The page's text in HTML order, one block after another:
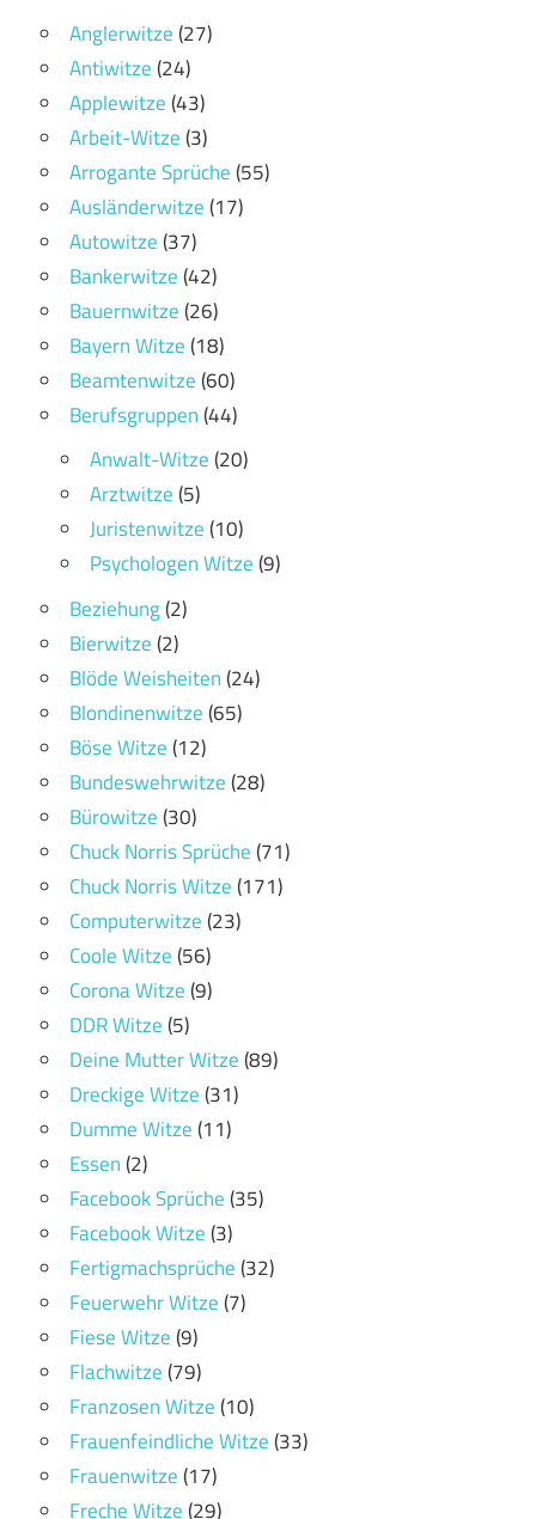
Anglerwitze(27)
Antiwitze(24)
Applewitze(43)
Arbeit-Witze(3)
Arrogante Sprüche(55)
Ausländerwitze(17)
Autowitze(37)
Bankerwitze(42)
Bauernwitze(26)
Bayern Witze(18)
Beamtenwitze(60)
Berufsgruppen(44)
Anwalt-Witze(20)
Arztwitze(5)
Juristenwitze(10)
Psychologen Witze(9)
Beziehung(2)
Bierwitze(2)
Blöde Weisheiten(24)
Blondinenwitze(65)
Böse Witze(12)
Bundeswehrwitze(28)
Bürowitze(30)
Chuck Norris Sprüche(71)
Chuck Norris Witze(171)
Computerwitze(23)
Coole Witze(56)
Corona Witze(9)
DDR Witze(5)
Deine Mutter Witze(89)
Dreckige Witze(31)
Dumme Witze(11)
Essen(2)
Facebook Sprüche(35)
Facebook Witze(3)
Fertigmachsprüche(32)
Feuerwehr Witze(7)
Fiese Witze(9)
Flachwitze(79)
Franzosen Witze(10)
Frauenfeindliche Witze(33)
Frauenwitze(17)
Freche Witze(29)